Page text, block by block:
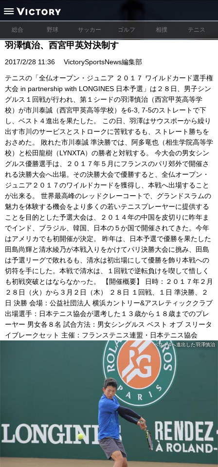
総合 野球 サッカー ゴルフ 相撲 テニス
羽澤慎治、西宮甲英対決制す
2017/2/28 11:36 VictorySportsNews編集部
テニスの「全仏オープン・ジュニア ２０１７ ワイルドカード選手権
大会 in partnership with LONGINES 日本予選」は２８日、男子シン
グルス１回戦が行われ、第１シードの羽澤慎治（西宮甲英高等学
校）が市川泰誠（西宮甲英高等学校）を6-3, 7-5のストレートで下
し、ベスト４進出を果たした。 この日、羽澤はサウスポーから繰り
出す市川のサービスとストロークに苦戦するも、ストレート勝ちを
おさめた。 敗れた市川泰誠 準決勝では、阿多竜也（相生学院高等学
校）と松田龍樹（LYNXTA）の勝者と対戦する。 今大会の男女シン
グルス優勝選手は、２０１７年５月にフランスのパリ郊外で開催さ
れる決勝大会へ出場。その決勝大会で優勝すると、全仏オープン・
ジュニア２０１７のワイルドカードを獲得し、本戦へ出場すること
が出来る。 世界最高峰のレッドクレーコートで、グランドスラムの
魅力を体験する機会をより多くの若いテニスプレーヤーに提供する
ことを目的とした予選大会は、２０１４年の中国を皮切りに昨年ま
でインド、ブラジル、韓国、日本の５か国で開催されてきた。今年
はアメリカでも初開催が決定。 昨年は、日本予選で優勝を果たした
田島尚輝と清水綾乃が本戦入りをかけてパリ決勝大会に挑み、田島
は予選リーグで敗れるも、清水は初出場にして優勝を飾り本戦への
切符を手にした。本戦で清水は、１回戦で逆転負けを喫して惜しく
も初戦突破とはならなかった。 【開催概要】 日時：２０１７年２月
２８日（火）から３月２日（木） ２８日 １回戦、１日 準決勝、２
日 決勝 会場：公益社団法人 横浜カントリー&アスレティッククラブ
出場選手：日本テニス協会が選考した１３歳から１８歳までのプレ
ーヤー 男女各８名 試合方法：男女シングルス ベスト オブ スリータ
イブレークセット 主催：フランステニス連盟・日本テニス協会
ベスト4へ進出した羽澤慎治